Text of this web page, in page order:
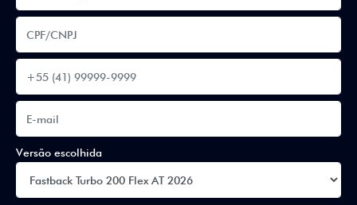
Versão escolhida